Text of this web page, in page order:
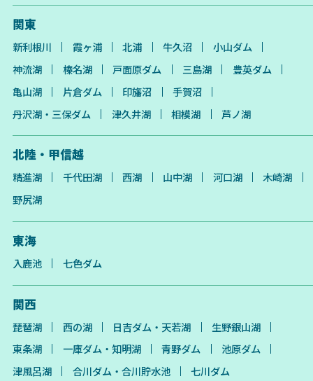
関東
新利根川 霞ヶ浦 北浦 牛久沼
小山ダム
神流湖
榛名湖 戸面原ダム 三島湖
豊英ダム
亀山湖
片倉ダム 印旛沼
手賀沼
丹沢湖・三保ダム
津久井湖 相模湖 芦ノ湖
北陸・甲信越
精進湖 千代田湖 西湖 山中湖 河口湖
木崎湖
野尻湖
東海
入鹿池 七色ダム
関西
琵琶湖 西の湖 日吉ダム・天若湖
生野銀山湖
東条湖
一庫ダム・知明湖 青野ダム
池原ダム
津風呂湖
合川ダム・合川貯水池 七川ダム